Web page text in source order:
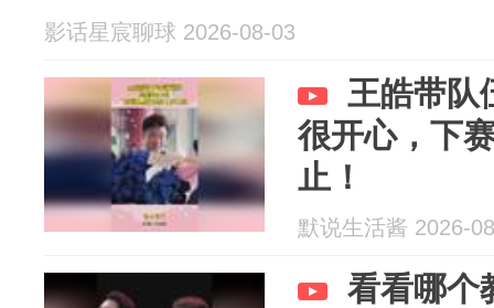
影话星宸聊球 2026-08-03
王皓带队
很开心，下
止！
默说生活酱 2026-
看看哪个